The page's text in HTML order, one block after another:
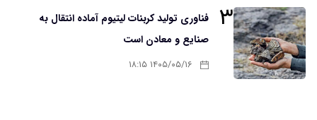
۳
فناوری تولید کربنات لیتیوم آماده انتقال به
صنایع و معادن است
۱۴۰۵/۰۵/۱۶ ۱۸:۱۵